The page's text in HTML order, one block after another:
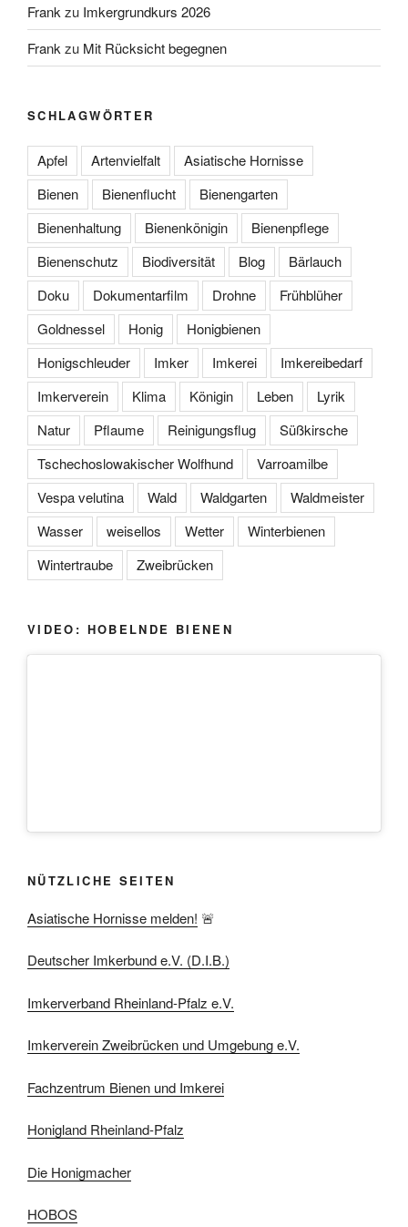
Frank zu Imkergrundkurs 2026
Frank zu Mit Rücksicht begegnen
SCHLAGWÖRTER
Apfel Artenvielfalt
Asiatische Hornisse
Bienen
Bienenflucht
Bienengarten
Bienenhaltung
Bienenkönigin
Bienenpflege
Bienenschutz
Biodiversität Blog
Bärlauch
Doku
Dokumentarfilm Drohne
Frühblüher
Goldnessel
Honig
Honigbienen
Honigschleuder
Imker Imkerei
Imkereibedarf
Imkerverein
Klima Königin Leben
Lyrik
Natur
Pflaume Reinigungsflug
Süßkirsche
Tschechoslowakischer Wolfhund
Varroamilbe
Vespa velutina
Wald Waldgarten
Waldmeister
Wasser
weisellos Wetter
Winterbienen
Wintertraube
Zweibrücken
VIDEO: HOBELNDE BIENEN
NÜTZLICHE SEITEN
Asiatische Hornisse melden! 🚨
Deutscher Imkerbund e.V. (D.I.B.)
Imkerverband Rheinland-Pfalz e.V.
Imkerverein Zweibrücken und Umgebung e.V.
Fachzentrum Bienen und Imkerei
Honigland Rheinland-Pfalz
Die Honigmacher
HOBOS